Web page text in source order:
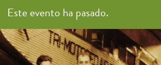
Este evento ha pasado.